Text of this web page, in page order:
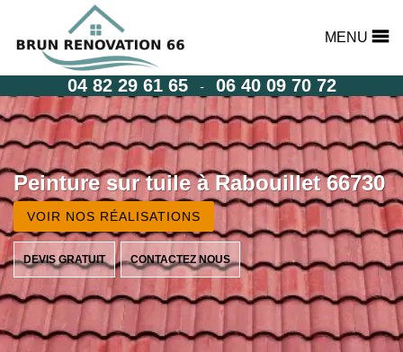
MENU
04 82 29 61 65 - 06 40 09 70 72
Peinture sur tuile à Rabouillet 66730
VOIR NOS RÉALISATIONS
DEVIS GRATUIT CONTACTEZ NOUS